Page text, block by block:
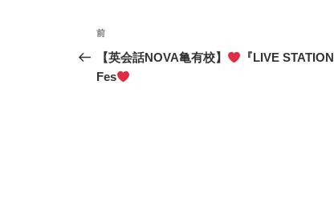
投
稿
ナ
前
の
投
前
【英会話NOVA亀有校】
『LIVE STATION
Fes